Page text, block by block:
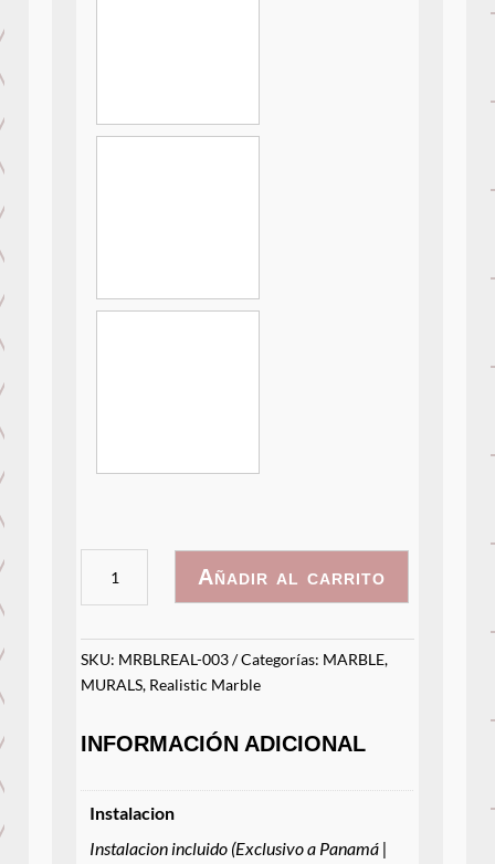
CON
BETAS
cantidad
Añadir al carrito
SKU: MRBLREAL-003 Categorías: MARBLE,
MURALS, Realistic Marble
INFORMACIÓN ADICIONAL
Instalacion
Instalacion incluido (Exclusivo a Panamá |